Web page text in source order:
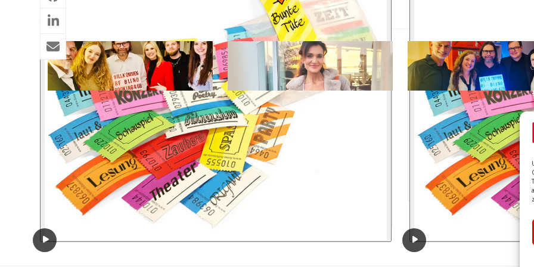
Ähnliche Projekte
Blind Booking Teil 4 I
20.2. 2026
Ulrike Gastmann I
17.1.2026
Wer seine Vita in „notwendige“,
„interessante“ und „schöne Jahre“
unterteilt, weckt Interesse. Die
Leipziger Journalistin Ulrike
Gastmann (unter anderem
Blind Booking Teil
10.4.2026
Weil’s so schön ist, der
Streich. Und natürlich wisst
wieder nichts vorher :) Ob
Poetry Slam oder…